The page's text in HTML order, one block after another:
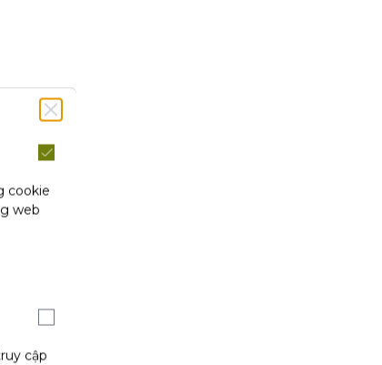
cookie
web
cập